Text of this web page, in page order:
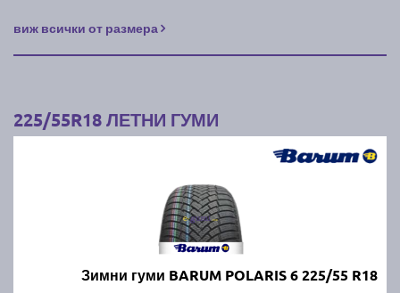
виж всички от размера
225/55R18 ЛЕТНИ ГУМИ
Зимни гуми BARUM POLARIS 6 225/55 R18